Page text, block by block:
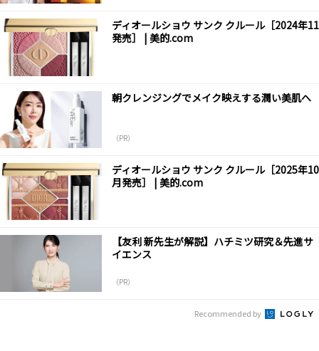
ディオールショウ サンク クルール［2024年11
発売］ | 美的.com
朝クレンジングでメイク映えする潤い美肌へ
（PR）
ディオールショウ サンク クルール［2025年10
月発売］ | 美的.com
【友利 新先生が解説】ハチミツ研究＆先進サ
イエンス
（PR）
Recommended by